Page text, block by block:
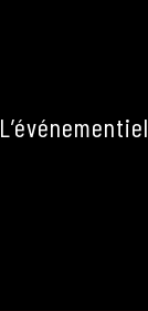
L’événementiel